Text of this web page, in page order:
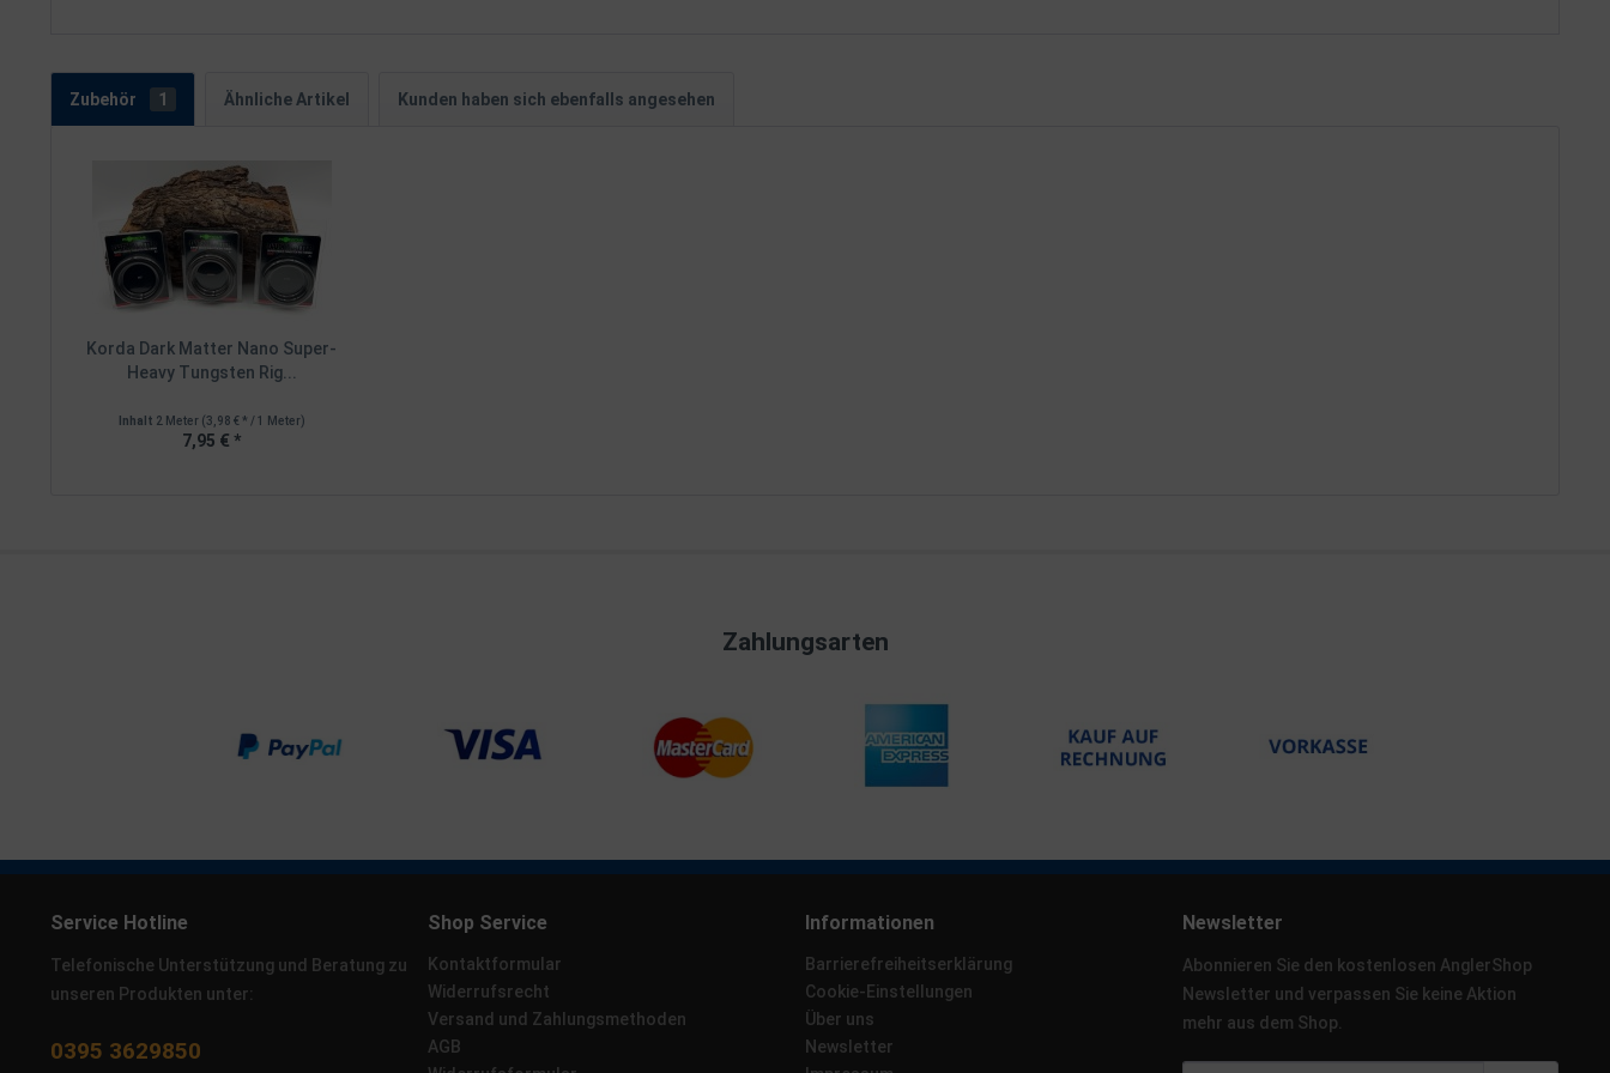
Zubehör 1 Ähnliche Artikel Kunden haben sich ebenfalls angesehen
Korda Dark Matter Nano Super-
Heavy Tungsten Rig...
Inhalt 2 Meter (3,98 € * / 1 Meter)
7,95 € *
Zahlungsarten
Service Hotline
Telefonische Unterstützung und Beratung zu
unseren Produkten unter:
0395 3629850
Shop Service
Kontaktformular
Widerrufsrecht
Versand und Zahlungsmethoden
AGB
Informationen
Barrierefreiheitserklärung
Cookie-Einstellungen
Über uns
Newsletter
Newsletter
Abonnieren Sie den kostenlosen AnglerShop
Newsletter und verpassen Sie keine Aktion
mehr aus dem Shop.